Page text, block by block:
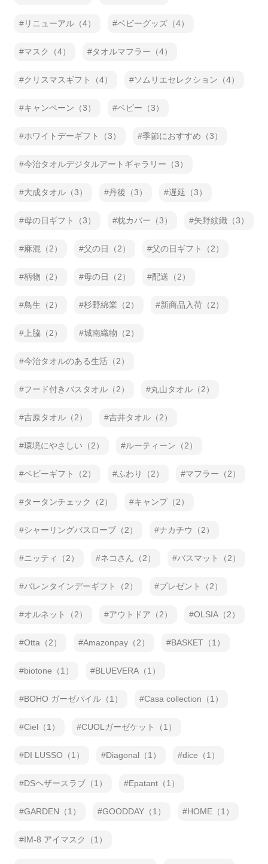
リニューアル（4） ベビーグッズ（4）
マスク（4） タオルマフラー（4）
クリスマスギフト（4） ソムリエセレクション（4）
キャンペーン（3） ベビー（3）
ホワイトデーギフト（3） 季節におすすめ（3）
今治タオルデジタルアートギャラリー（3）
大成タオル（3） 丹後（3） 遅延（3）
母の日ギフト（3） 枕カバー（3） 矢野紋織（3）
麻混（2） 父の日（2） 父の日ギフト（2）
柄物（2） 母の日（2） 配送（2）
鳥生（2） 杉野綿業（2） 新商品入荷（2）
上脇（2） 城南織物（2）
今治タオルのある生活（2）
フード付きバスタオル（2） 丸山タオル（2）
吉原タオル（2） 吉井タオル（2）
環境にやさしい（2） ルーティーン（2）
ベビーギフト（2） ふわり（2） マフラー（2）
タータンチェック（2） キャンプ（2）
シャーリングバスローブ（2） ナカチウ（2）
ニッティ（2） ネコさん（2） バスマット（2）
バレンタインデーギフト（2） プレゼント（2）
オルネット（2） アウトドア（2） OLSIA（2）
Otta（2） Amazonpay（2） BASKET（1）
biotone（1） BLUEVERA（1）
BOHO ガーゼパイル（1） Casa collection（1）
Ciel（1） CUOLガーゼケット（1）
DI LUSSO（1） Diagonal（1） dice（1）
DSヘザースラブ（1） Epatant（1）
GARDEN（1） GOODDAY（1） HOME（1）
IM-8 アイマスク（1）